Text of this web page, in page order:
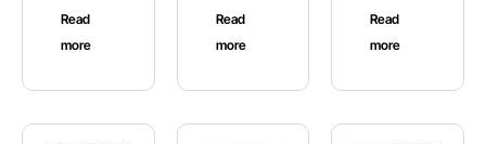
Read
more
Read
more
Read
more